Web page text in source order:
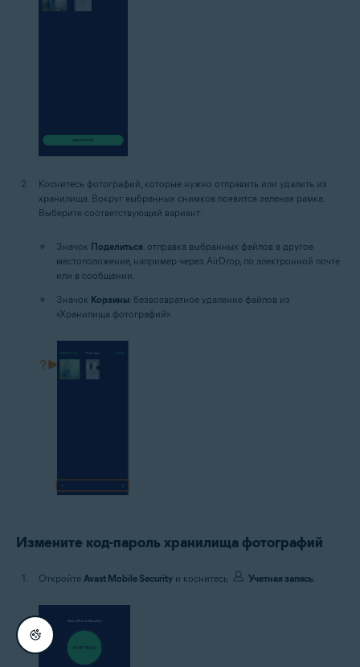
Коснитесь фотографий, которые нужно отправить или удалить из
хранилища. Вокруг выбранных снимков появится зеленая рамка.
Выберите соответствующий вариант:
Значок Поделиться: отправка выбранных файлов в другое
местоположение, например через AirDrop, по электронной почте
или в сообщении.
Значок Корзины: безвозвратное удаление файлов из
«Хранилища фотографий».
Измените код-пароль хранилища фотографий
Откройте Avast Mobile Security и коснитесь Учетная запись